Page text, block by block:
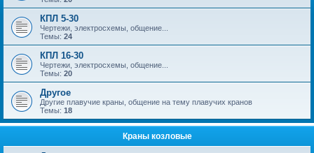
КПЛ 5-30
Чертежи, электросхемы, общение...
Темы: 24
КПЛ 16-30
Чертежи, электросхемы, общение...
Темы: 20
Другое
Другие плавучие краны, общение на тему плавучих кранов
Темы: 18
Краны козловые